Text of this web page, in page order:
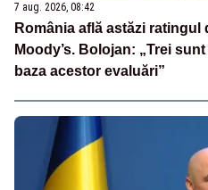
7 aug. 2026, 08:42
România află astăzi ratingul
Moody’s. Bolojan: „Trei
baza acestor evaluări”